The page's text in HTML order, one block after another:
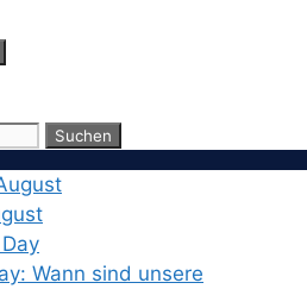
Wann sind unsere